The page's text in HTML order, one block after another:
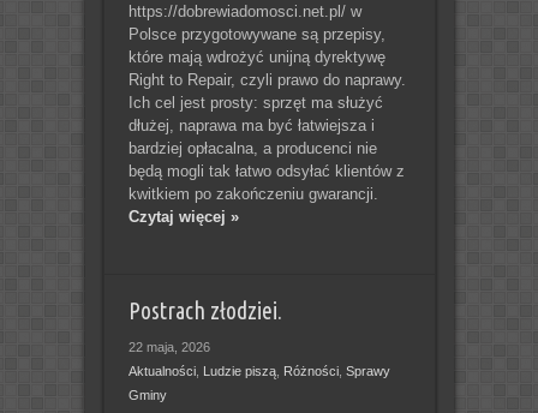
https://dobrewiadomosci.net.pl/ w
Polsce przygotowywane są przepisy,
które mają wdrożyć unijną dyrektywę
Right to Repair, czyli prawo do naprawy.
Ich cel jest prosty: sprzęt ma służyć
dłużej, naprawa ma być łatwiejsza i
bardziej opłacalna, a producenci nie
będą mogli tak łatwo odsyłać klientów z
kwitkiem po zakończeniu gwarancji.
Czytaj więcej »
Postrach złodziei.
22 maja, 2026
Aktualności, Ludzie piszą, Różności, Sprawy
Gminy